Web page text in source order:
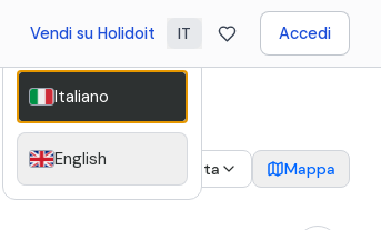
Vendi su Holidoit IT Accedi
Data Mappa
Italiano
English